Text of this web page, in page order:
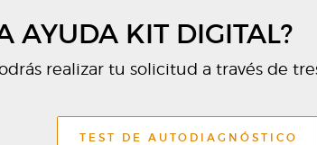
AYUDA KIT DIGITAL?
realizar tu solicitud a través de
TEST DE AUTODIAGNÓSTICO